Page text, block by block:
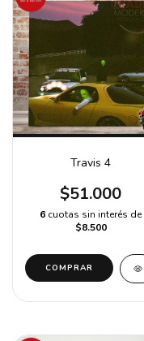
Travis 4
$51.000
6 cuotas sin interés de
$8.500